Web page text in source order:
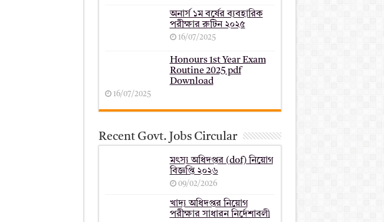
অনার্স ১ম বর্ষের ব্যবহারিক
পরীক্ষার ‍রুটিন ২০২৫
16/07/2025
Honours 1st Year Exam
Routine 2025 pdf
Download
16/07/2025
Recent Govt. Jobs Circular
মৎস্য অধিদপ্তর (dof) নিয়োগ
বিজ্ঞপ্তি ২০২৬
09/02/2026
খাদ্য অধিদপ্তর নিয়োগ
পরীক্ষার সাধারন নির্দেশাবলী